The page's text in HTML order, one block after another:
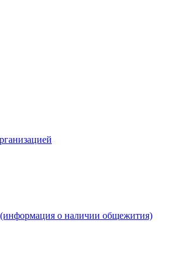
о наличии общежития)